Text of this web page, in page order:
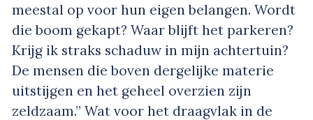
meestal op voor hun eigen belangen. Wordt
die boom gekapt? Waar blijft het parkeren?
Krijg ik straks schaduw in mijn achtertuin?
De mensen die boven dergelijke materie
uitstijgen en het geheel overzien zijn
zeldzaam.” Wat voor het draagvlak in de